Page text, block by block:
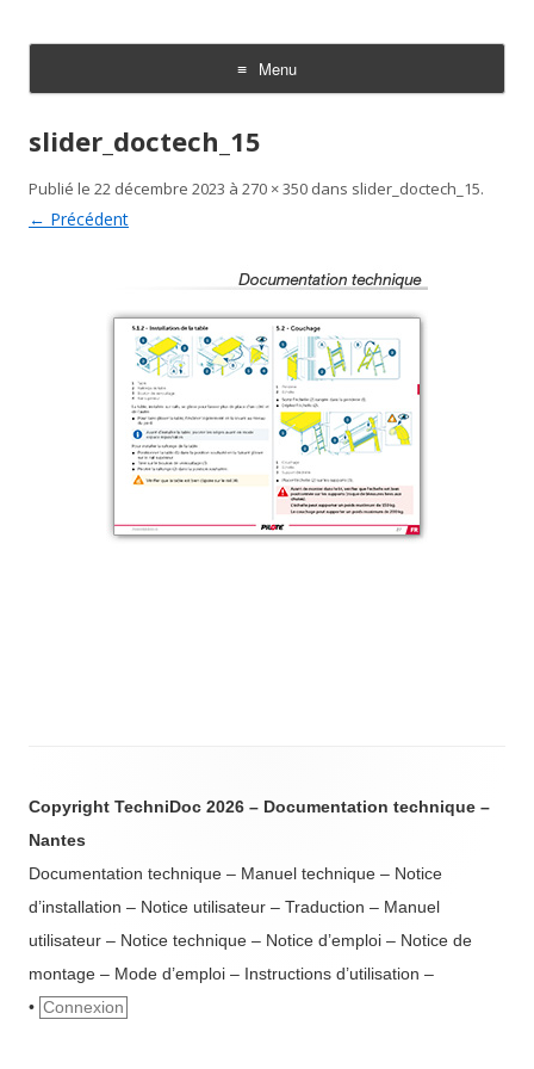
Menu
Aller au contenu
slider_doctech_15
Publié le 22 décembre 2023 à 270 × 350 dans slider_doctech_15.
← Précédent
Copyright TechniDoc 2026 – Documentation technique –
Nantes
Documentation technique – Manuel technique – Notice
d’installation – Notice utilisateur – Traduction – Manuel
utilisateur – Notice technique – Notice d’emploi – Notice de
montage – Mode d’emploi – Instructions d’utilisation –
• Connexion